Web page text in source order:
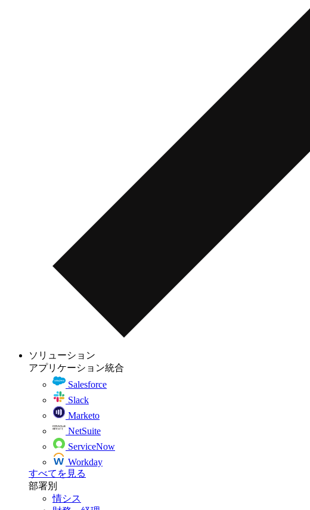
ソリューション
アプリケーション統合
Salesforce
Slack
Marketo
NetSuite
ServiceNow
Workday
すべてを見る
部署別
情シス